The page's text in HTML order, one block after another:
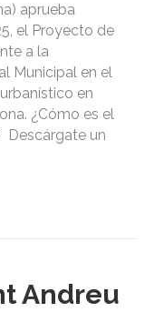
aprueba
el Proyecto de
a la
Municipal en el
en
¿Cómo es el
Descárgate un
Andreu